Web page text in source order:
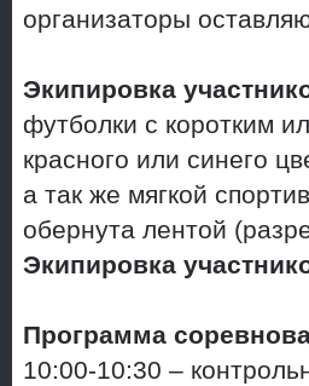
организаторы
Экипировка
футболки с коротким
красного или синего
а так же мягкой
обернута лентой
Экипировка
Программа
10:00-10:30 –